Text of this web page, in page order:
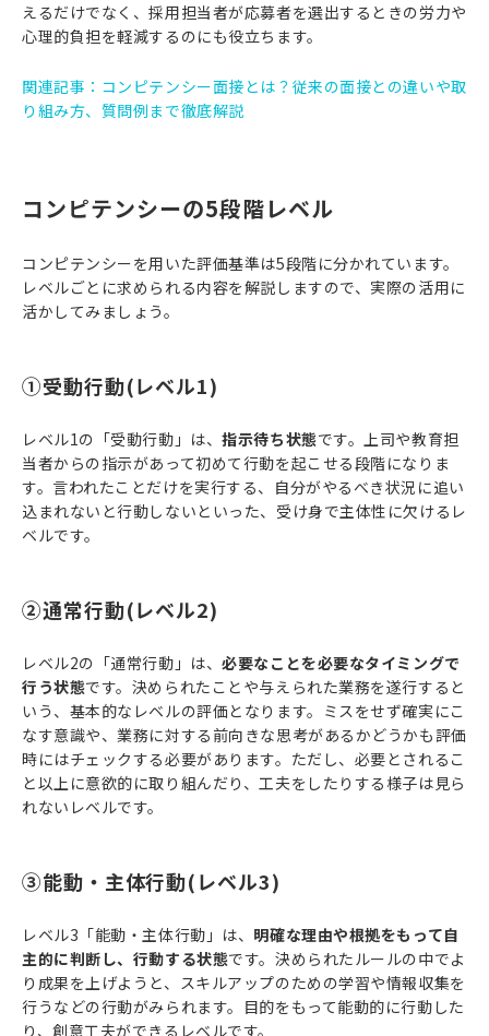
えるだけでなく、採用担当者が応募者を選出するときの労力や
心理的負担を軽減するのにも役立ちます。
関連記事：コンピテンシー面接とは？従来の面接との違いや取
り組み方、質問例まで徹底解説
コンピテンシーの5段階レベル
コンピテンシーを用いた評価基準は5段階に分かれています。
レベルごとに求められる内容を解説しますので、実際の活用に
活かしてみましょう。
①受動行動(レベル1)
レベル1の「受動行動」は、指示待ち状態です。上司や教育担
当者からの指示があって初めて行動を起こせる段階になりま
す。言われたことだけを実行する、自分がやるべき状況に追い
込まれないと行動しないといった、受け身で主体性に欠けるレ
ベルです。
②通常行動(レベル2)
レベル2の「通常行動」は、必要なことを必要なタイミングで
行う状態です。決められたことや与えられた業務を遂行すると
いう、基本的なレベルの評価となります。ミスをせず確実にこ
なす意識や、業務に対する前向きな思考があるかどうかも評価
時にはチェックする必要があります。ただし、必要とされるこ
と以上に意欲的に取り組んだり、工夫をしたりする様子は見ら
れないレベルです。
③能動・主体行動(レベル3)
レベル3「能動・主体行動」は、 明確な理由や根拠をもって自
主的に判断し、行動する状態です。決められたルールの中でよ
り成果を上げようと、スキルアップのための学習や情報収集を
行うなどの行動がみられます。目的をもって能動的に行動した
り、創意工夫ができるレベルです。